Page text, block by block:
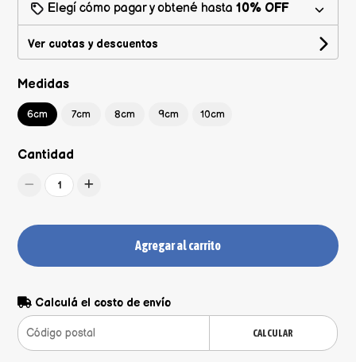
Elegí cómo pagar y obtené hasta10% OFF
Ver cuotas y descuentos
Medidas
6cm 7cm 8cm 9cm 10cm
Cantidad
1
Agregar al carrito
Calculá el costo de envío
CALCULAR